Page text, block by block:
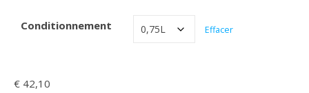
Conditionnement Effacer
€ 42,10